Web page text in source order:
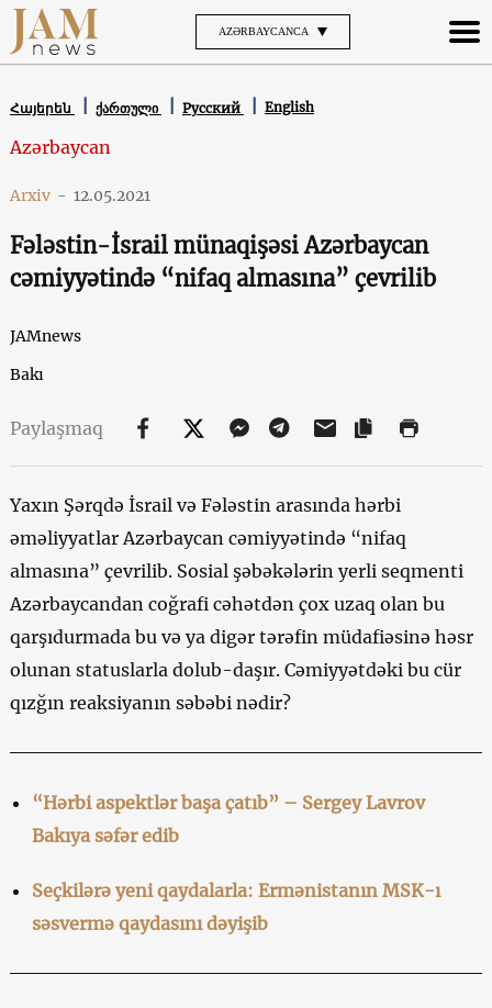
AZƏRBAYCANCA
Հայերեն ქართული Русский English
Azərbaycan
Arxiv - 12.05.2021
Fələstin-İsrail münaqişəsi Azərbaycan
cəmiyyətində “nifaq almasına” çevrilib
JAMnews
Bakı
Paylaşmaq
Yaxın Şərqdə İsrail və Fələstin arasında hərbi
əməliyyatlar Azərbaycan cəmiyyətində “nifaq
almasına” çevrilib. Sosial şəbəkələrin yerli seqmenti
Azərbaycandan coğrafi cəhətdən çox uzaq olan bu
qarşıdurmada bu və ya digər tərəfin müdafiəsinə həsr
olunan statuslarla dolub-daşır. Cəmiyyətdəki bu cür
qızğın reaksiyanın səbəbi nədir?
“Hərbi aspektlər başa çatıb” – Sergey Lavrov
Bakıya səfər edib
Seçkilərə yeni qaydalarla: Ermənistanın MSK-ı
səsvermə qaydasını dəyişib